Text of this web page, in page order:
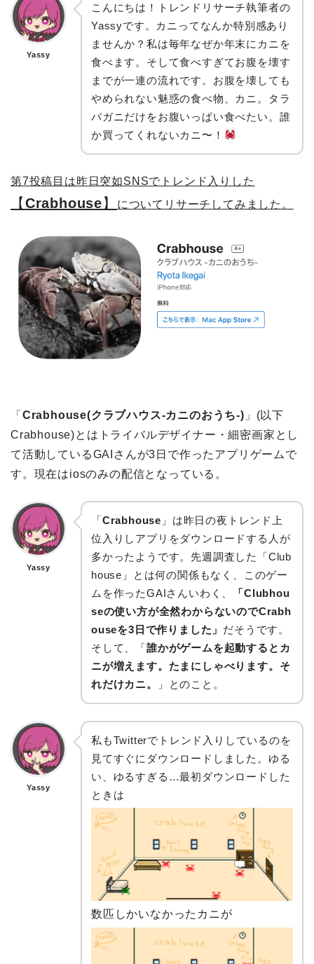
Yassy
こんにちは！トレンドリサーチ執筆者の
Yassyです。カニってなんか特別感あり
ませんか？私は毎年なぜか年末にカニを
食べます。そして食べすぎてお腹を壊す
までが一連の流れです。お腹を壊しても
やめられない魅惑の食べ物、カニ。タラ
バガニだけをお腹いっぱい食べたい。誰
か買ってくれないカニ〜！
第7投稿目は昨日突如SNSでトレンド入りした
【Crabhouse】 についてリサーチしてみました。
「 Crabhouse(クラブハウス-カニのおうち-) 」(以下
Crabhouse)とはトライバルデザイナー・細密画家とし
て活動しているGAIさんが3日で作ったアプリゲームで
す。現在はiosのみの配信となっている。
Yassy
「Crabhouse 」は昨日の夜トレンド上
位入りしアプリをダウンロードする人が
多かったようです。先週調査した「Club
house」とは何の関係もなく、このゲー
ムを作ったGAIさんいわく、
「Clubhou
seの使い方が全然わからないのでCrabh
ouseを3日で作りました」 だそうです。
そして、「誰かがゲームを起動するとカ
ニが増えます。たまにしゃべります。そ
れだけカニ。
」とのこと。
Yassy
私もTwitterでトレンド入りしているのを
見てすぐにダウンロードしました。ゆる
い、ゆるすぎる…最初ダウンロードした
ときは
数匹しかいなかったカニが